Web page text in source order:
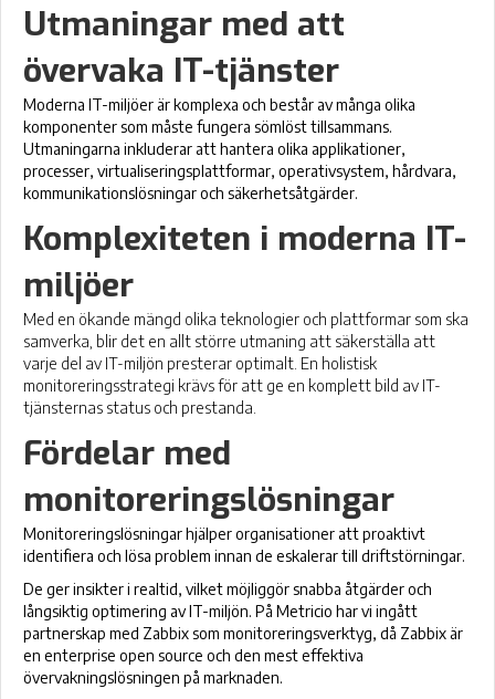
Utmaningar med att
övervaka IT-tjänster
Moderna IT-miljöer är komplexa och består av många olika
komponenter som måste fungera sömlöst tillsammans.
Utmaningarna inkluderar att hantera olika applikationer,
processer, virtualiseringsplattformar, operativsystem, hårdvara,
kommunikationslösningar och säkerhetsåtgärder.
Komplexiteten i moderna IT-
miljöer
Med en ökande mängd olika teknologier och plattformar som ska
samverka, blir det en allt större utmaning att säkerställa att
varje del av IT-miljön presterar optimalt. En holistisk
monitoreringsstrategi krävs för att ge en komplett bild av IT-
tjänsternas status och prestanda.
Fördelar med
monitoreringslösningar
Monitoreringslösningar hjälper organisationer att proaktivt
identifiera och lösa problem innan de eskalerar till driftstörningar.
De ger insikter i realtid, vilket möjliggör snabba åtgärder och
långsiktig optimering av IT-miljön. På Metricio har vi ingått
partnerskap med Zabbix som monitoreringsverktyg, då Zabbix är
en enterprise open source och den mest effektiva
övervakningslösningen på marknaden.